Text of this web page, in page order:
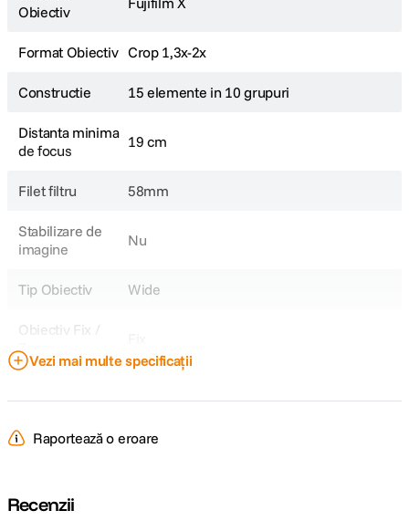
Obiectiv
Format Obiectiv Crop 1,3x-2x
Constructie 15 elemente in 10 grupuri
Distanta minima
de focus
19 cm
Filet filtru 58mm
Stabilizare de
imagine
Nu
Tip Obiectiv Wide
Obiectiv Fix /
Zoom
Unghi de
cuprindere
63.4°
Vezi mai multe specificații
Raportează o eroare
Recenzii